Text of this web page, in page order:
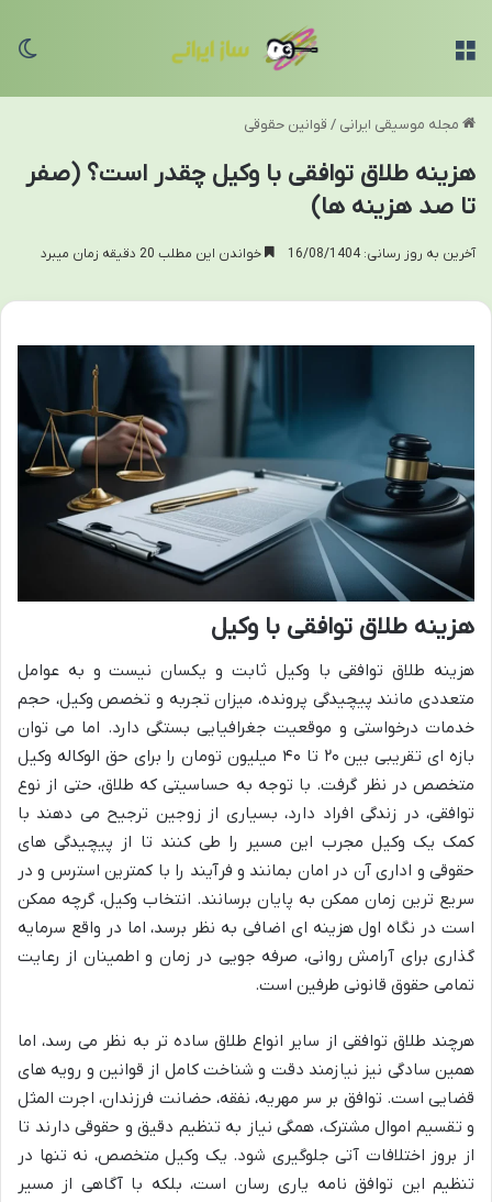
مجله موسیقی ایرانی / قوانین حقوقی
هزینه طلاق توافقی با وکیل چقدر است؟ (صفر
تا صد هزینه ها)
آخرین به روز رسانی: 16/08/1404 خواندن این مطلب 20 دقیقه زمان میبرد
هزینه طلاق توافقی با وکیل
هزینه طلاق توافقی با وکیل ثابت و یکسان نیست و به عوامل
متعددی مانند پیچیدگی پرونده، میزان تجربه و تخصص وکیل، حجم
خدمات درخواستی و موقعیت جغرافیایی بستگی دارد. اما می توان
بازه ای تقریبی بین ۲۰ تا ۴۰ میلیون تومان را برای حق الوکاله وکیل
متخصص در نظر گرفت. با توجه به حساسیتی که طلاق، حتی از نوع
توافقی، در زندگی افراد دارد، بسیاری از زوجین ترجیح می دهند با
کمک یک وکیل مجرب این مسیر را طی کنند تا از پیچیدگی های
حقوقی و اداری آن در امان بمانند و فرآیند را با کمترین استرس و در
سریع ترین زمان ممکن به پایان برسانند. انتخاب وکیل، گرچه ممکن
است در نگاه اول هزینه ای اضافی به نظر برسد، اما در واقع سرمایه
گذاری برای آرامش روانی، صرفه جویی در زمان و اطمینان از رعایت
تمامی حقوق قانونی طرفین است.
هرچند طلاق توافقی از سایر انواع طلاق ساده تر به نظر می رسد، اما
همین سادگی نیز نیازمند دقت و شناخت کامل از قوانین و رویه های
قضایی است. توافق بر سر مهریه، نفقه، حضانت فرزندان، اجرت المثل
و تقسیم اموال مشترک، همگی نیاز به تنظیم دقیق و حقوقی دارند تا
از بروز اختلافات آتی جلوگیری شود. یک وکیل متخصص، نه تنها در
تنظیم این توافق نامه یاری رسان است، بلکه با آگاهی از مسیر